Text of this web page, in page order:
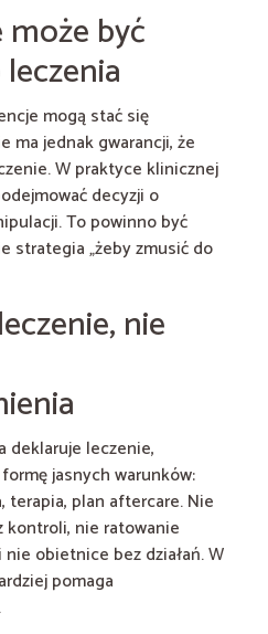
może być
mogą stać się
ma jednak gwarancji, że
W praktyce klinicznej
decyzji o
To powinno być
strategia „żeby zmusić do
nie
deklaruje leczenie,
jasnych warunków:
terapia, plan aftercare. Nie
nie ratowanie
obietnice bez działań. W
pomaga